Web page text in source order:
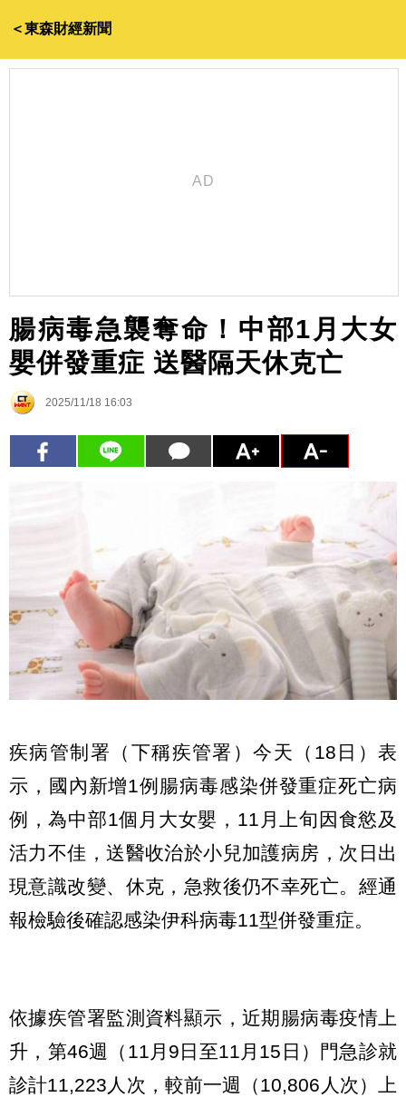
＜東森財經新聞
腸病毒急襲奪命！中部1月大女
嬰併發重症 送醫隔天休克亡
2025/11/18 16:03
疾病管制署（下稱疾管署）今天（18日）表
示，國內新增1例腸病毒感染併發重症死亡病
例，為中部1個月大女嬰，11月上旬因食慾及
活力不佳，送醫收治於小兒加護病房，次日出
現意識改變、休克，急救後仍不幸死亡。經通
報檢驗後確認感染伊科病毒11型併發重症。
依據疾管署監測資料顯示，近期腸病毒疫情上
升，第46週（11月9日至11月15日）門急診就
診計11,223人次，較前一週（10,806人次）上